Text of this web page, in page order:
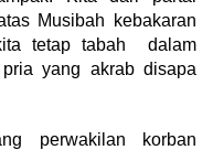
Musibah kebakaran
tetap tabah dalam
yang akrab disapa
perwakilan korban